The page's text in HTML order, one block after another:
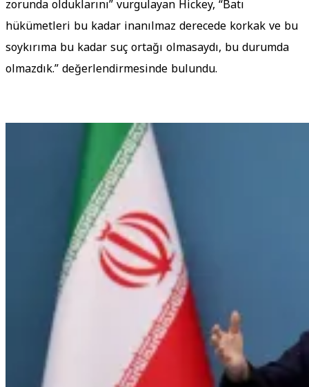
zorunda olduklarını” vurgulayan Hickey, “Batı
hükümetleri bu kadar inanılmaz derecede korkak ve bu
soykırıma bu kadar suç ortağı olmasaydı, bu durumda
olmazdık.” değerlendirmesinde bulundu.